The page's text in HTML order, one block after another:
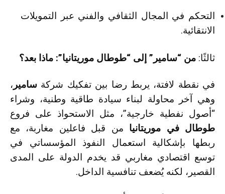
التحكم في المجال الثقافي والفني عبر التمويلات
الانتقائية.
ثالثًا: من “سامير” إلى “طوطال موريتانيا”: ماذا بعد؟
في نقطة لافتة، يربط رضا بين تفكيك شركة سامير ،
وهي آخر محاولة لبناء سيادة طاقية وطنية، وشراء
“أصول نفطية خارجية”، مثل الاستحواذ على فروع
طوطال في موريتانيا من قبل فاعلين مغاربة، مع
ربطها بإشكالية استعمال النفوذ المؤسساتي في
توسع اقتصادي مغاربي قد يخدم الدولة على المدى
القصير، لكنه يُضعف تنافسية الداخل.